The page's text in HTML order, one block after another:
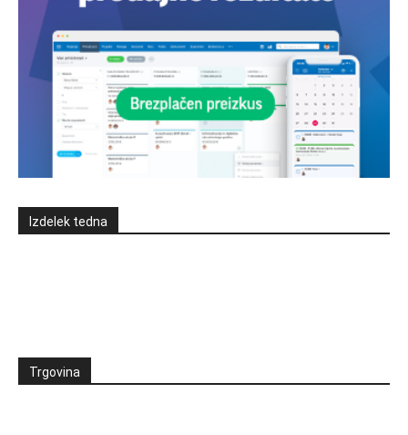
Izdelek tedna
Trgovina